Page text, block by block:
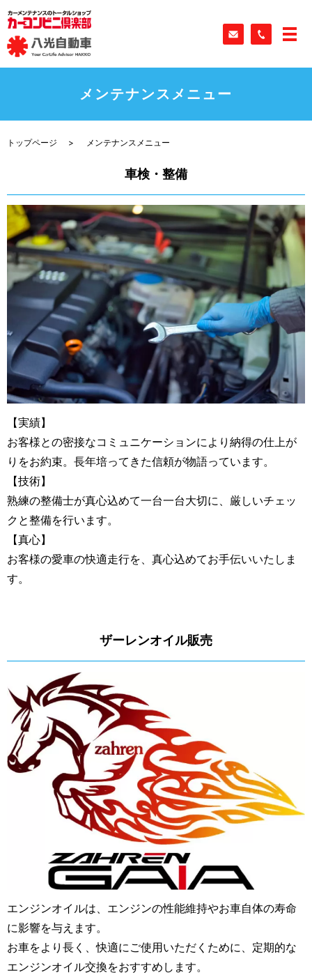
メンテナンスメニュー
トップページ メンテナンスメニュー
車検・整備
【実績】
お客様との密接なコミュニケーションにより納得の仕上が
りをお約束。長年培ってきた信頼が物語っています。
【技術】
熟練の整備士が真心込めて一台一台大切に、厳しいチェッ
クと整備を行います。
【真心】
お客様の愛車の快適走行を、真心込めてお手伝いいたしま
す。
ザーレンオイル販売
エンジンオイルは、エンジンの性能維持やお車自体の寿命
に影響を与えます。
お車をより長く、快適にご使用いただくために、定期的な
エンジンオイル交換をおすすめします。